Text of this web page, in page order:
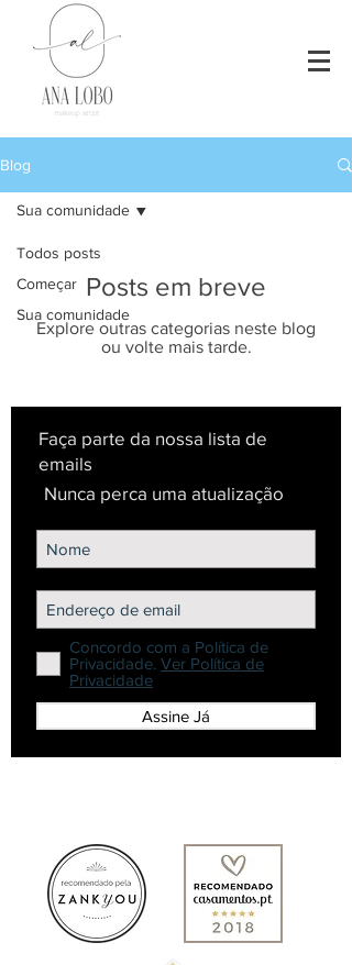
Blog
Todos posts
Começar
Sua comunidade
Sua comunidade
Posts em breve
Explore outras categorias neste blog
ou volte mais tarde.
Faça parte da nossa lista de
emails
Nunca perca uma atualização
Concordo com a Política de
Privacidade. Ver Política de
Privacidade
Assine Já